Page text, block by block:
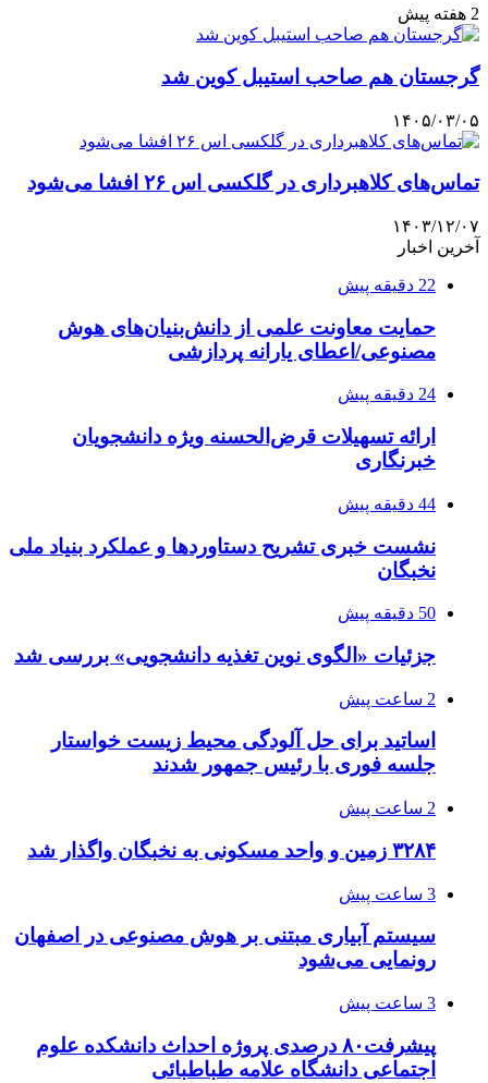
2 هفته پیش
گرجستان هم صاحب استیبل کوین شد
۱۴۰۵/۰۳/۰۵
تماس‌های کلاهبرداری در گلکسی اس ۲۶ افشا می‌شود
۱۴۰۳/۱۲/۰۷
آخرین اخبار
22 دقیقه پیش
حمایت معاونت علمی از دانش‌بنیان‌های هوش
مصنوعی/اعطای یارانه پردازشی
24 دقیقه پیش
ارائه تسهیلات قرض‌الحسنه ویژه دانشجویان
خبرنگاری
44 دقیقه پیش
نشست خبری تشریح دستاوردها و عملکرد بنیاد ملی
نخبگان
50 دقیقه پیش
جزئیات «الگوی نوین تغذیه دانشجویی» بررسی شد
2 ساعت پیش
اساتید برای حل آلودگی محیط زیست خواستار
جلسه فوری با رئیس جمهور شدند
2 ساعت پیش
۳۲۸۴ زمین و واحد مسکونی به نخبگان واگذار شد
3 ساعت پیش
سیستم آبیاری مبتنی بر هوش مصنوعی در اصفهان
رونمایی می‌شود
3 ساعت پیش
پیشرفت۸۰ درصدی پروژه احداث دانشکده علوم
اجتماعی دانشگاه علامه طباطبائی